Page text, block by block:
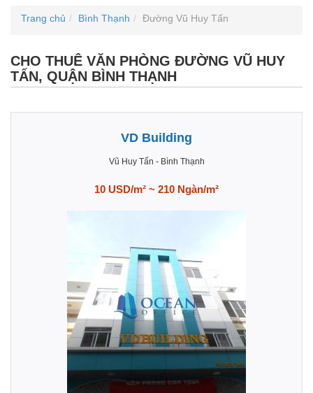
Trang chủ Bình Thạnh Đường Vũ Huy Tấn
CHO THUÊ VĂN PHÒNG ĐƯỜNG VŨ HUY
TẤN, QUẬN BÌNH THẠNH
VD Building
Vũ Huy Tấn - Bình Thạnh
10 USD/m² ~ 210 Ngàn/m²